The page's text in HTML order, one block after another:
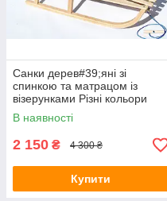
Санки дерев#39;яні зі
спинкою та матрацом із
візерунками Різні кольори
В наявності
2 150 ₴ 4 300 ₴
Купити